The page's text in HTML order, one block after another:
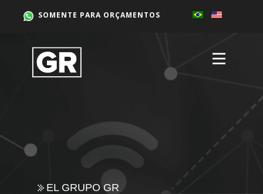
SOMENTE PARA ORÇAMENTOS
EL GRUPO GR